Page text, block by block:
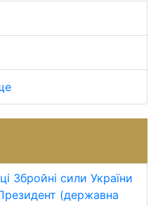
Збройні сили України
(державна